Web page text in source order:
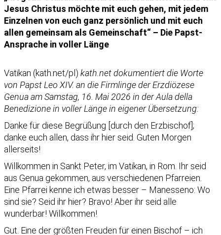
Jesus Christus möchte mit euch gehen, mit jedem
Einzelnen von euch ganz persönlich und mit euch
allen gemeinsam als Gemeinschaft“ – Die Papst-
Ansprache in voller Länge
Vatikan (kath.net/pl) kath.net dokumentiert die Worte
von Papst Leo XIV. an die Firmlinge der Erzdiözese
Genua am Samstag, 16. Mai 2026 in der Aula della
Benedizione in voller Länge in eigener Übersetzung:
Danke für diese Begrüßung [durch den Erzbischof];
danke euch allen, dass ihr hier seid. Guten Morgen
allerseits!
Willkommen in Sankt Peter, im Vatikan, in Rom. Ihr seid
aus Genua gekommen, aus verschiedenen Pfarreien.
Eine Pfarrei kenne ich etwas besser – Manesseno: Wo
sind sie? Seid ihr hier? Bravo! Aber ihr seid alle
wunderbar! Willkommen!
Gut. Eine der größten Freuden für einen Bischof – ich